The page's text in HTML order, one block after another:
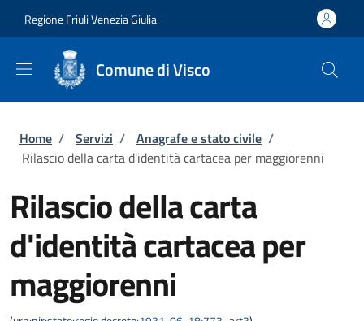
Regione Friuli Venezia Giulia
Comune di Visco
Briciole di pane
Home / Servizi / Anagrafe e stato civile /
Rilascio della carta d'identità cartacea per maggiorenni
Rilascio della carta
d'identità cartacea per
maggiorenni